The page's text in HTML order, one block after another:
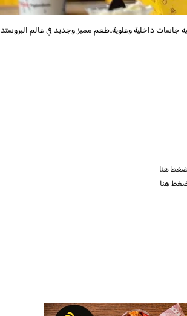
داخلية وعلوية..طعم مميز وجديد في عالم البروستد
هنا
هنا